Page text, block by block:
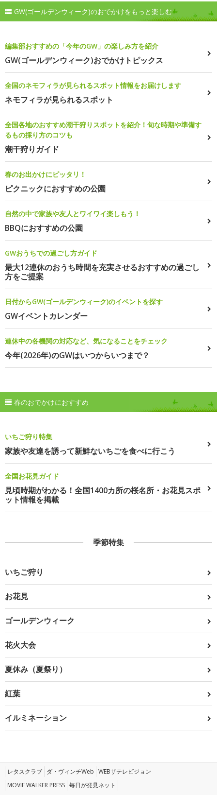
GW(ゴールデンウィーク)のおでかけをもっと楽しむ
編集部おすすめの「今年のGW」の楽しみ方を紹介
GW(ゴールデンウィーク)おでかけトピックス
全国のネモフィラが見られるスポット情報をお届けします
ネモフィラが見られるスポット
全国各地のおすすめ潮干狩りスポットを紹介！旬な時期や準備す
るもの採り方のコツも
潮干狩りガイド
春のお出かけにピッタリ！
ピクニックにおすすめの公園
自然の中で家族や友人とワイワイ楽しもう！
BBQにおすすめの公園
GWおうちでの過ごし方ガイド
最大12連休のおうち時間を充実させるおすすめの過ごし
方をご提案
日付からGW(ゴールデンウィーク)のイベントを探す
GWイベントカレンダー
連休中の各機関の対応など、気になることをチェック
今年(2026年)のGWはいつからいつまで？
春のおでかけにおすすめ
いちご狩り特集
家族や友達を誘って新鮮ないちごを食べに行こう
全国お花見ガイド
見頃時期がわかる！全国1400カ所の桜名所・お花見スポ
ット情報を掲載
季節特集
いちご狩り
お花見
ゴールデンウィーク
花火大会
夏休み（夏祭り）
紅葉
イルミネーション
レタスクラブ ダ・ヴィンチWeb WEBザテレビジョン
MOVIE WALKER PRESS 毎日が発見ネット